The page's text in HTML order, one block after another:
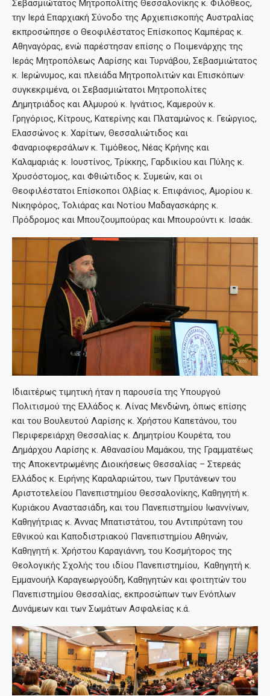
Σεβασμιώτατος Μητροπολίτης Θεσσαλονίκης κ. Φιλόθεος,
την Ιερά Επαρχιακή Σύνοδο της Αρχιεπισκοπής Αυστραλίας
εκπροσώπησε ο Θεοφιλέστατος Επίσκοπος Καμπέρας κ.
Αθηναγόρας, ενώ παρέστησαν επίσης ο Ποιμενάρχης της
Ιεράς Μητροπόλεως Λαρίσης και Τυρνάβου, Σεβασμιώτατος
κ. Ιερώνυμος, και πλειάδα Μητροπολιτών και Επισκόπων·
συγκεκριμένα, οι Σεβασμιώτατοι Μητροπολίτες
Δημητριάδος και Αλμυρού κ. Ιγνάτιος, Καμερούν κ.
Γρηγόριος, Κίτρους, Κατερίνης και Πλαταμώνος κ. Γεώργιος,
Ελασσώνος κ. Χαρίτων, Θεσσαλιώτιδος και
Φαναριοφερσάλων κ. Τιμόθεος, Νέας Κρήνης και
Καλαμαριάς κ. Ιουστίνος, Τρίκκης, Γαρδικίου και Πύλης κ.
Χρυσόστομος, και Φθιώτιδος κ. Συμεών, και οι
Θεοφιλέστατοι Επίσκοποι Ολβίας κ. Επιφάνιος, Αμορίου κ.
Νικηφόρος, Τολιάρας και Νοτίου Μαδαγασκάρης κ.
Πρόδρομος και Μπουζουμπούρας και Μπουρούντι κ. Ισαάκ.
Ιδιαιτέρως τιμητική ήταν η παρουσία της Υπουργού
Πολιτισμού της Ελλάδος κ. Λίνας Μενδώνη, όπως επίσης
και του Βουλευτού Λαρίσης κ. Χρήστου Καπετάνου, του
Περιφερειάρχη Θεσσαλίας κ. Δημητρίου Κουρέτα, του
Δημάρχου Λαρίσης κ. Αθανασίου Μαμάκου, της Γραμματέως
της Αποκεντρωμένης Διοικήσεως Θεσσαλίας – Στερεάς
Ελλάδος κ. Ειρήνης Καραλαριώτου, των Πρυτάνεων του
Αριστοτελείου Πανεπιστημίου Θεσσαλονίκης, Καθηγητή κ.
Κυριάκου Αναστασιάδη, και του Πανεπιστημίου Ιωαννίνων,
Καθηγήτριας κ. Άννας Μπατιστάτου, του Αντιπρύτανη του
Εθνικού και Καποδιστριακού Πανεπιστημίου Αθηνών,
Καθηγητή κ. Χρήστου Καραγιάννη, του Κοσμήτορος της
Θεολογικής Σχολής του ιδίου Πανεπιστημίου, Καθηγητή κ.
Εμμανουήλ Καραγεωργούδη, Καθηγητών και φοιτητών του
Πανεπιστημίου Θεσσαλίας, εκπροσώπων των Ενόπλων
Δυνάμεων και των Σωμάτων Ασφαλείας κ.ά.